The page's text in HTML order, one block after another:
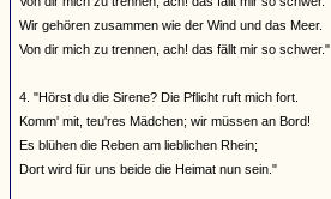
Wir gehören zusammen wie der Wind und das Meer.
Von dir mich zu trennen, ach! das fällt mir so schwer."
4. "Hörst du die Sirene? Die Pflicht ruft mich fort.
Komm' mit, teu'res Mädchen; wir müssen an Bord!
Es blühen die Reben am lieblichen Rhein;
Dort wird für uns beide die Heimat nun sein."